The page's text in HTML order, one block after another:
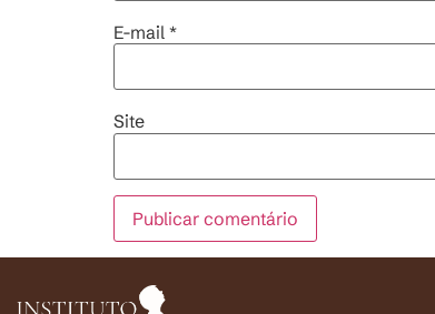
E-mail *
Site